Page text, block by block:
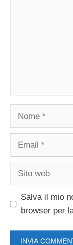
Nome
Email
Sito
Salva il mio
browser per